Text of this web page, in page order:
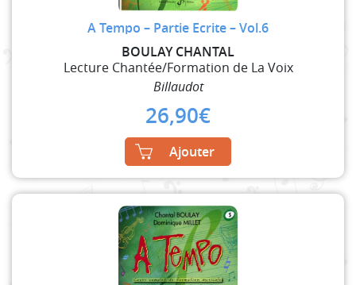
A Tempo – Partie Ecrite – Vol.6
BOULAY CHANTAL
Lecture Chantée/Formation de La Voix
Billaudot
26,90€
Ajouter